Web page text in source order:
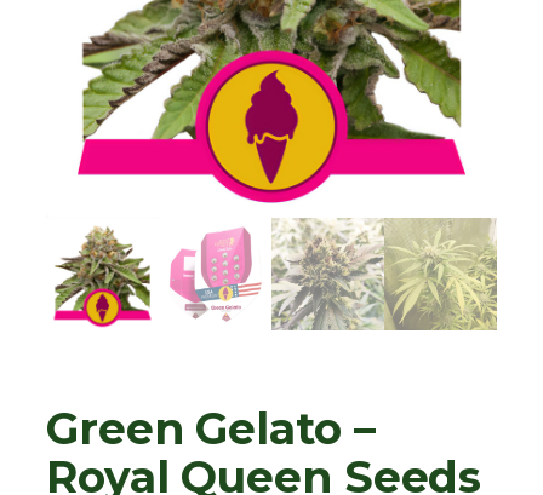
Green Gelato –
Royal Queen Seeds